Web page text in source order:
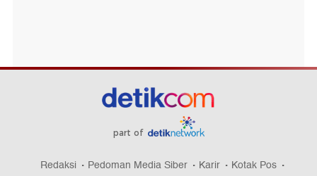
part of
Redaksi Pedoman Media Siber Karir
Kotak Pos